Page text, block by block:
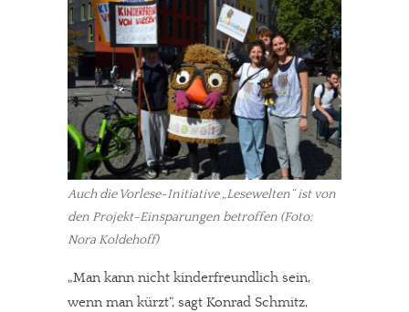
Auch die Vorlese-Initiative „Lesewelten“ ist von
den Projekt-Einsparungen betroffen (Foto:
Nora Koldehoff)
„Man kann nicht kinderfreundlich sein,
wenn man kürzt“, sagt Konrad Schmitz,